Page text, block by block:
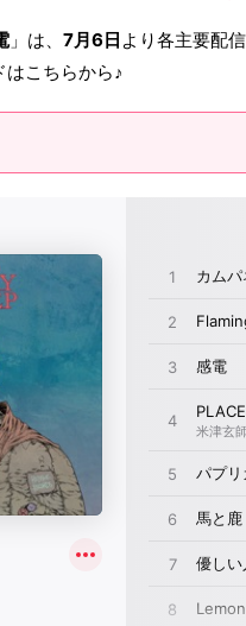
」は、 7月6日 より各主要配
こちらから♪